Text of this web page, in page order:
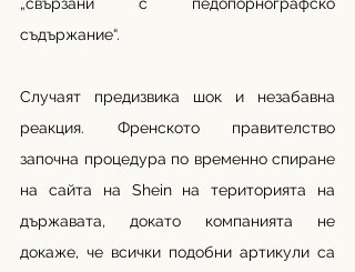
съдържание“.
Случаят предизвика шок и незабавна
реакция. Френското правителство
започна процедура по временно спиране
на сайта на Shein на територията на
държавата, докато компанията не
докаже, че всички подобни артикули са